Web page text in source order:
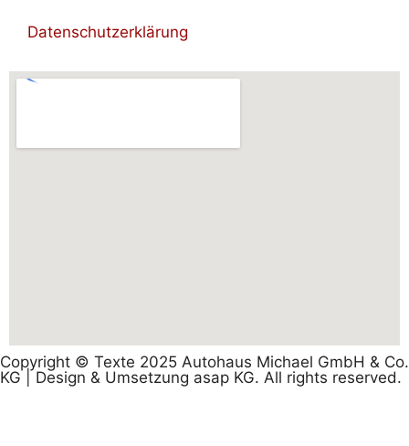
Datenschutzerklärung
Copyright © Texte 2025 Autohaus Michael GmbH & Co.
KG | Design & Umsetzung asap KG. All rights reserved.